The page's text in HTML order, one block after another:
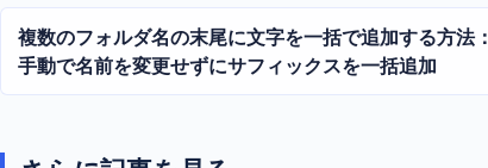
複数のフォルダ名の末尾に文字を一括で追加する方法：
手動で名前を変更せずにサフィックスを一括追加